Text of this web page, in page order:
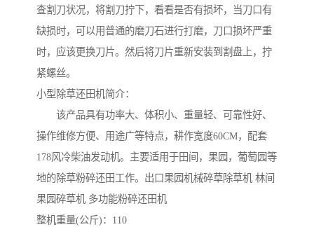
查割刀状况，将割刀拧下，看看是否有损坏，当刀口有
缺损时，可以用普通的磨刀石进行打磨，刀口损坏严重
时，应该更换刀片。然后将刀片重新安装到割盘上，拧
紧螺丝。
小型除草还田机简介：
该产品具有功率大、体积小、重量轻、可靠性好、
操作维修方便、用途广等特点，耕作宽度60CM，配套
178风冷柴油发动机。主要适用于田间，果园，葡萄园等
地的除草粉碎还田工作。出口果园机械碎草除草机 林间
果园碎草机 多功能粉碎还田机
整机重量(公斤)：110